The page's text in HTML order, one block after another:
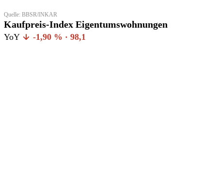
Quelle: BBSR/INKAR
Kaufpreis-Index Eigentumswohnungen
YoY -1,90 % · 98,1